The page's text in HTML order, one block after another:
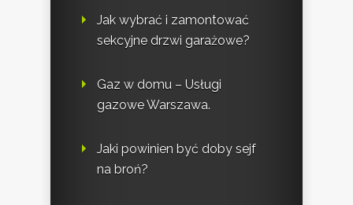
Jak wybrać i zamontować
sekcyjne drzwi garażowe?
Gaz w domu – Usługi
gazowe Warszawa.
Jaki powinien być doby sejf
na broń?